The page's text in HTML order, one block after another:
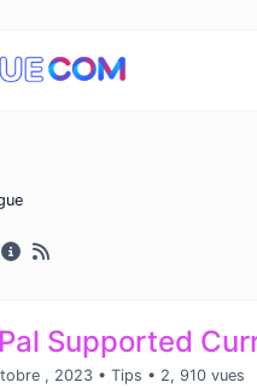
Supported
, 2023 • Tips • 2, 910 vues